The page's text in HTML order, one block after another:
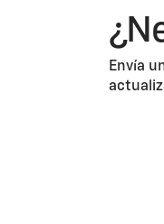
Envía